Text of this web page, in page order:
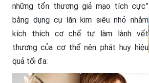
những tổn thương giả mạo tích cực”
bằng dụng cụ lăn kim siêu nhỏ nhằm
kích thích cơ chế tự làm lành vết
thương của cơ thể nên phát huy hiệu
quả tối đa: